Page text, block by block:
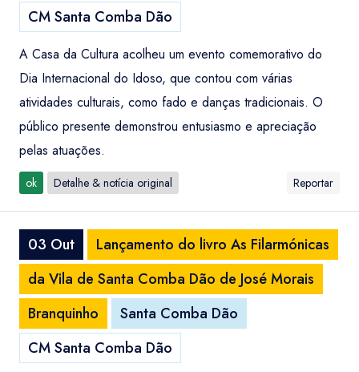
CM Santa Comba Dão
A Casa da Cultura acolheu um evento comemorativo do
Dia Internacional do Idoso, que contou com várias
atividades culturais, como fado e danças tradicionais. O
público presente demonstrou entusiasmo e apreciação
pelas atuações.
ok Detalhe & notícia original Reportar
03 Out
Lançamento do livro As Filarmónicas
da Vila de Santa Comba Dão de José Morais
Branquinho
Santa Comba Dão
CM Santa Comba Dão